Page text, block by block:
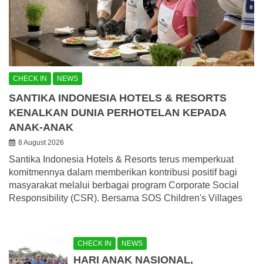
CHECK IN NEWS
SANTIKA INDONESIA HOTELS & RESORTS
KENALKAN DUNIA PERHOTELAN KEPADA
ANAK-ANAK
8 August 2026
Santika Indonesia Hotels & Resorts terus memperkuat
komitmennya dalam memberikan kontribusi positif bagi
masyarakat melalui berbagai program Corporate Social
Responsibility (CSR). Bersama SOS Children's Villages
CHECK IN NEWS
HARI ANAK NASIONAL,